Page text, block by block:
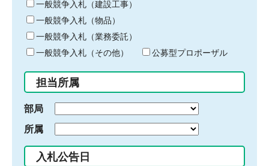
ー
ワ
ー
ド
入
力
一般競争入札（建設工事）
一般競争入札（物品）
一般競争入札（業務委託）
一般競争入札（その他）
公募型プロポーザル
担当所属
部局
所属
入札公告日